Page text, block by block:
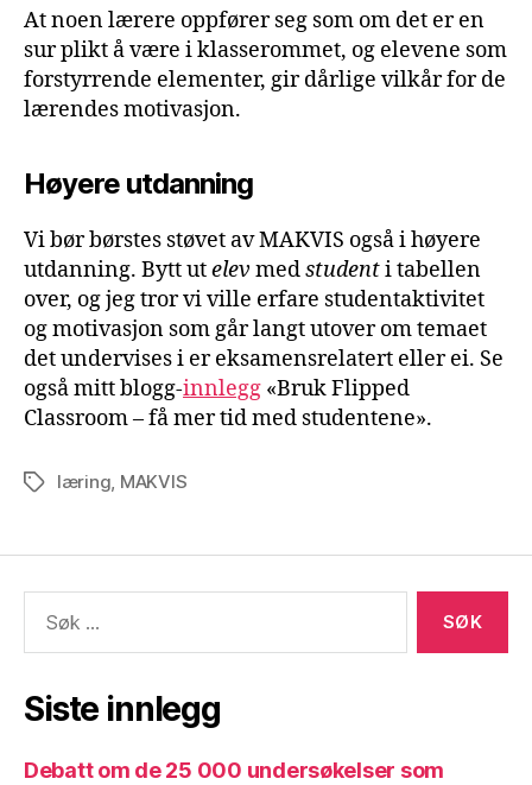
At noen lærere oppfører seg som om det er en
sur plikt å være i klasserommet, og elevene som
forstyrrende elementer, gir dårlige vilkår for de
lærendes motivasjon.
Høyere utdanning
Vi bør børstes støvet av MAKVIS også i høyere
utdanning. Bytt utelev medstudenti tabellen
over, og jeg tror vi ville erfare studentaktivitet
og motivasjon som går langt utover om temaet
det undervises i er eksamensrelatert eller ei. Se
også mitt blogg-innlegg «Bruk Flipped
Classroom – få mer tid med studentene».
Stikkord
læring, MAKVIS
etter:
Siste innlegg
Debatt om de 25 000 undersøkelser som